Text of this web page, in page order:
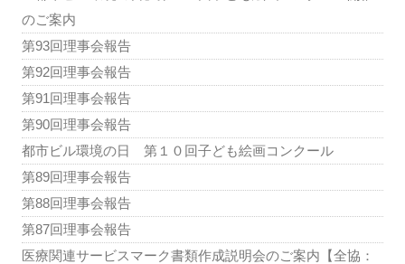
のご案内
第93回理事会報告
第92回理事会報告
第91回理事会報告
第90回理事会報告
都市ビル環境の日 第１０回子ども絵画コンクール
第89回理事会報告
第88回理事会報告
第87回理事会報告
医療関連サービスマーク書類作成説明会のご案内【全協：